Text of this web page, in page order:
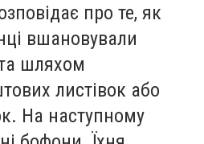
про те, як
вшановували
шляхом
листівок або
На наступному